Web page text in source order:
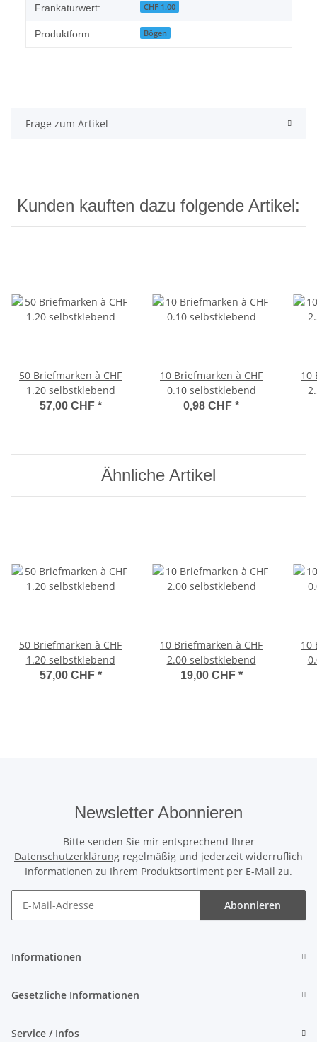
Frankaturwert: CHF 1.00
Produktform: Bögen
Frage zum Artikel
Kunden kauften dazu folgende Artikel:
50 Briefmarken à CHF
1.20 selbstklebend
57,00 CHF *
10 Briefmarken à CHF
0.10 selbstklebend
0,98 CHF *
10
Ähnliche Artikel
50 Briefmarken à CHF
1.20 selbstklebend
57,00 CHF *
10 Briefmarken à CHF
2.00 selbstklebend
19,00 CHF *
10
Newsletter Abonnieren
Bitte senden Sie mir entsprechend Ihrer
Datenschutzerklärung regelmäßig und jederzeit widerruflich
Informationen zu Ihrem Produktsortiment per E-Mail zu.
Abonnieren
Informationen
Gesetzliche Informationen
Service / Infos